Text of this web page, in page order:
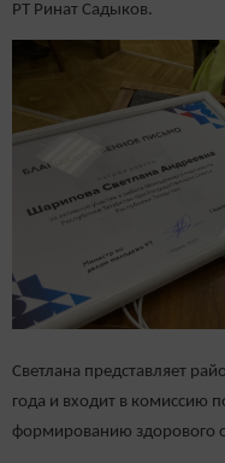
РТ Ринат Садыков.
Светлана представляет
года и входит в комиссию
формированию здорового